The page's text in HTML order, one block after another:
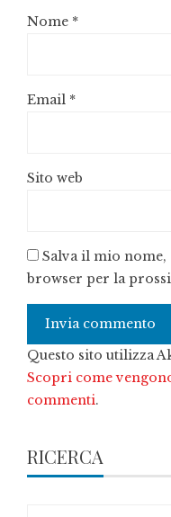
Nome *
Email *
Sito web
Salva il mio nome,
browser per la
Questo sito utilizza
Scopri come
commenti.
RICERCA